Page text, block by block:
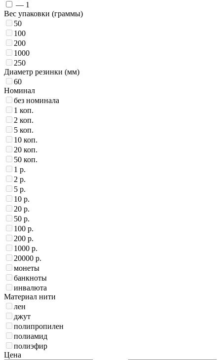
— 1
Вес упаковки (граммы)
50
100
200
1000
250
Диаметр резинки (мм)
60
Номинал
без номинала
1 коп.
2 коп.
5 коп.
10 коп.
20 коп.
50 коп.
1 р.
2 р.
5 р.
10 р.
20 р.
50 р.
100 р.
200 р.
1000 р.
20000 р.
монеты
банкноты
инвалюта
Материал нити
лен
джут
полипропилен
полиамид
полиэфир
Цена